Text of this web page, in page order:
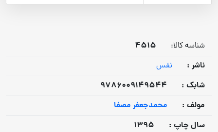
شناسه کالا:
4515
ناشر :
نفس
شابک :
9786009149544
مولف :
محمدجعفر مصفا
سال چاپ :
1395